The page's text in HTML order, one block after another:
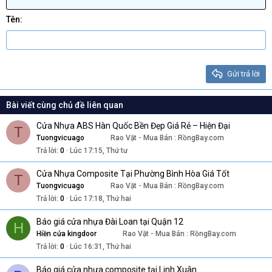
22
Verdana
Heading 2
Heading 3
Tên
Gửi trả lời
Bài viết cùng chủ đề liên quan
T Cửa Nhựa ABS Hàn Quốc Bền Đẹp Giá Rẻ – Hiện Đại
Tuongvicuago
Rao Vặt - Mua Bán : RồngBay.com
Trả lời 0 Lúc 17:15, Thứ tư
T Cửa Nhựa Composite Tại Phường Bình Hòa Giá Tốt
Tuongvicuago
Rao Vặt - Mua Bán : RồngBay.com
Trả lời 0 Lúc 17:18, Thứ hai
H Báo giá cửa nhựa Đài Loan tại Quận 12
Hiền cửa kingdoor
Rao Vặt - Mua Bán : RồngBay.com
Trả lời 0 Lúc 16:31, Thứ hai
Báo giá cửa nhựa composite tại Linh Xuân